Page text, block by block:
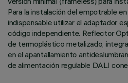
Para la instalación del empotrable
indispensable utilizar el adaptador
código independiente. Reflector
de termoplástico metalizado,
en el apantallamiento
de alimentación regulable DALI